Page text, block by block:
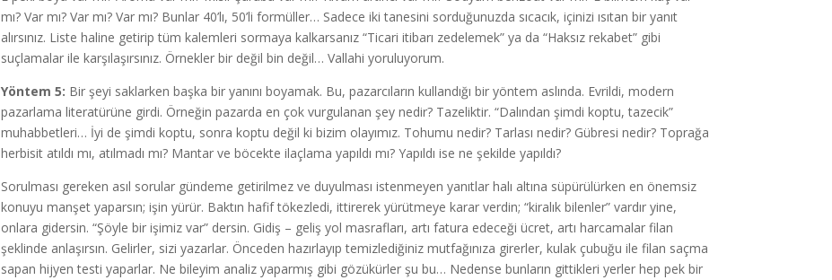
mı? Var mı? Var mı? Var mı? Bunlar 40’lı, 50’li formüller… Sadece iki tanesini sorduğunuzda sıcacık, içinizi ısıtan bir yanıt
alırsınız. Liste haline getirip tüm kalemleri sormaya kalkarsanız “Ticari itibarı zedelemek” ya da “Haksız rekabet” gibi
suçlamalar ile karşılaşırsınız. Örnekler bir değil bin değil… Vallahi yoruluyorum.
Yöntem 5: Bir şeyi saklarken başka bir yanını boyamak. Bu, pazarcıların kullandığı bir yöntem aslında. Evrildi, modern
pazarlama literatürüne girdi. Örneğin pazarda en çok vurgulanan şey nedir? Tazeliktir. “Dalından şimdi koptu, tazecik”
muhabbetleri… İyi de şimdi koptu, sonra koptu değil ki bizim olayımız. Tohumu nedir? Tarlası nedir? Gübresi nedir? Toprağa
herbisit atıldı mı, atılmadı mı? Mantar ve böcekte ilaçlama yapıldı mı? Yapıldı ise ne şekilde yapıldı?
Sorulması gereken asıl sorular gündeme getirilmez ve duyulması istenmeyen yanıtlar halı altına süpürülürken en önemsiz
konuyu manşet yaparsın; işin yürür. Baktın hafif tökezledi, ittirerek yürütmeye karar verdin; “kiralık bilenler” vardır yine,
onlara gidersin. “Şöyle bir işimiz var” dersin. Gidiş – geliş yol masrafları, artı fatura edeceği ücret, artı harcamalar filan
şeklinde anlaşırsın. Gelirler, sizi yazarlar. Önceden hazırlayıp temizlediğiniz mutfağınıza girerler, kulak çubuğu ile filan saçma
sapan hijyen testi yaparlar. Ne bileyim analiz yaparmış gibi gözükürler şu bu… Nedense bunların gittikleri yerler hep pek bir